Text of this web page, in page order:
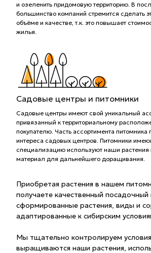
и озеленить придомовую территорию. В
большинство компаний стремится сделать
объёме и качестве, т.к. это повышает
жилья.
Садовые центры и питомники
Садовые центры имеют свой уникальный
привязанный к территориальному
покупателю. Часть ассортимента питомника
интереса садовых центров. Питомники
специализацию используют наши растения
материал для дальнейшего доращивания.
Приобретая растения в нашем
получаете качественный посадочный
сформированные растения, виды и
адаптированные к сибирским
Мы тщательно контролируем
выращиваются наши растения,